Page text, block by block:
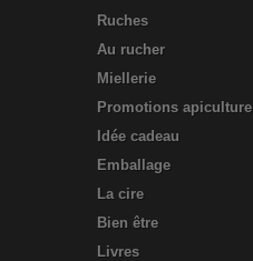
Ruches
Au rucher
Miellerie
Promotions apiculture
Idée cadeau
Emballage
La cire
Bien être
Livres